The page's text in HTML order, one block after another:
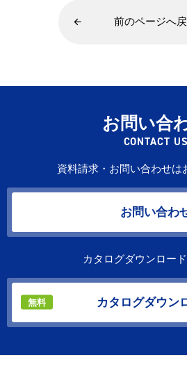
前のページへ
お問い合
CONTACT US
資料請求・お問い合わせは
お問い合わ
カタログダウンロー
無料 カタログダウン